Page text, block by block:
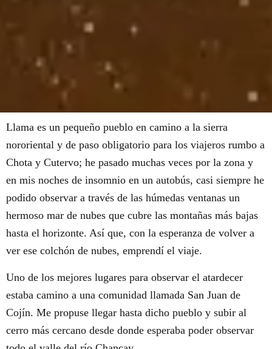
Llama es un pequeño pueblo en camino a la sierra
nororiental y de paso obligatorio para los viajeros rumbo a
Chota y Cutervo; he pasado muchas veces por la zona y
en mis noches de insomnio en un autobús, casi siempre he
podido observar a través de las húmedas ventanas un
hermoso mar de nubes que cubre las montañas más bajas
hasta el horizonte. Así que, con la esperanza de volver a
ver ese colchón de nubes, emprendí el viaje.
Uno de los mejores lugares para observar el atardecer
estaba camino a una comunidad llamada San Juan de
Cojín. Me propuse llegar hasta dicho pueblo y subir al
cerro más cercano desde donde esperaba poder observar